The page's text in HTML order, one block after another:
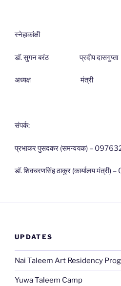
स्नेहाकांक्षी
डॉ. सुगन बरंठ प्रदीप दासगुप्ता
अध्यक्ष मंत्री
संपर्क:
प्रभाकर पुसदकर (समन्वयक) –
डॉ. शिवचरणसिंह ठाकुर (कार्यालय
UPDATES
Nai Taleem Art Residency
Yuwa Taleem Camp